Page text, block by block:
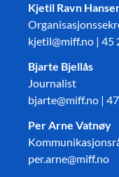
Kjetil Ravn
kjetil@miff.no | 45
Bjarte Bjellås
Journalist
bjarte@miff.no |
Per Arne Vatnøy
per.arne@miff.no